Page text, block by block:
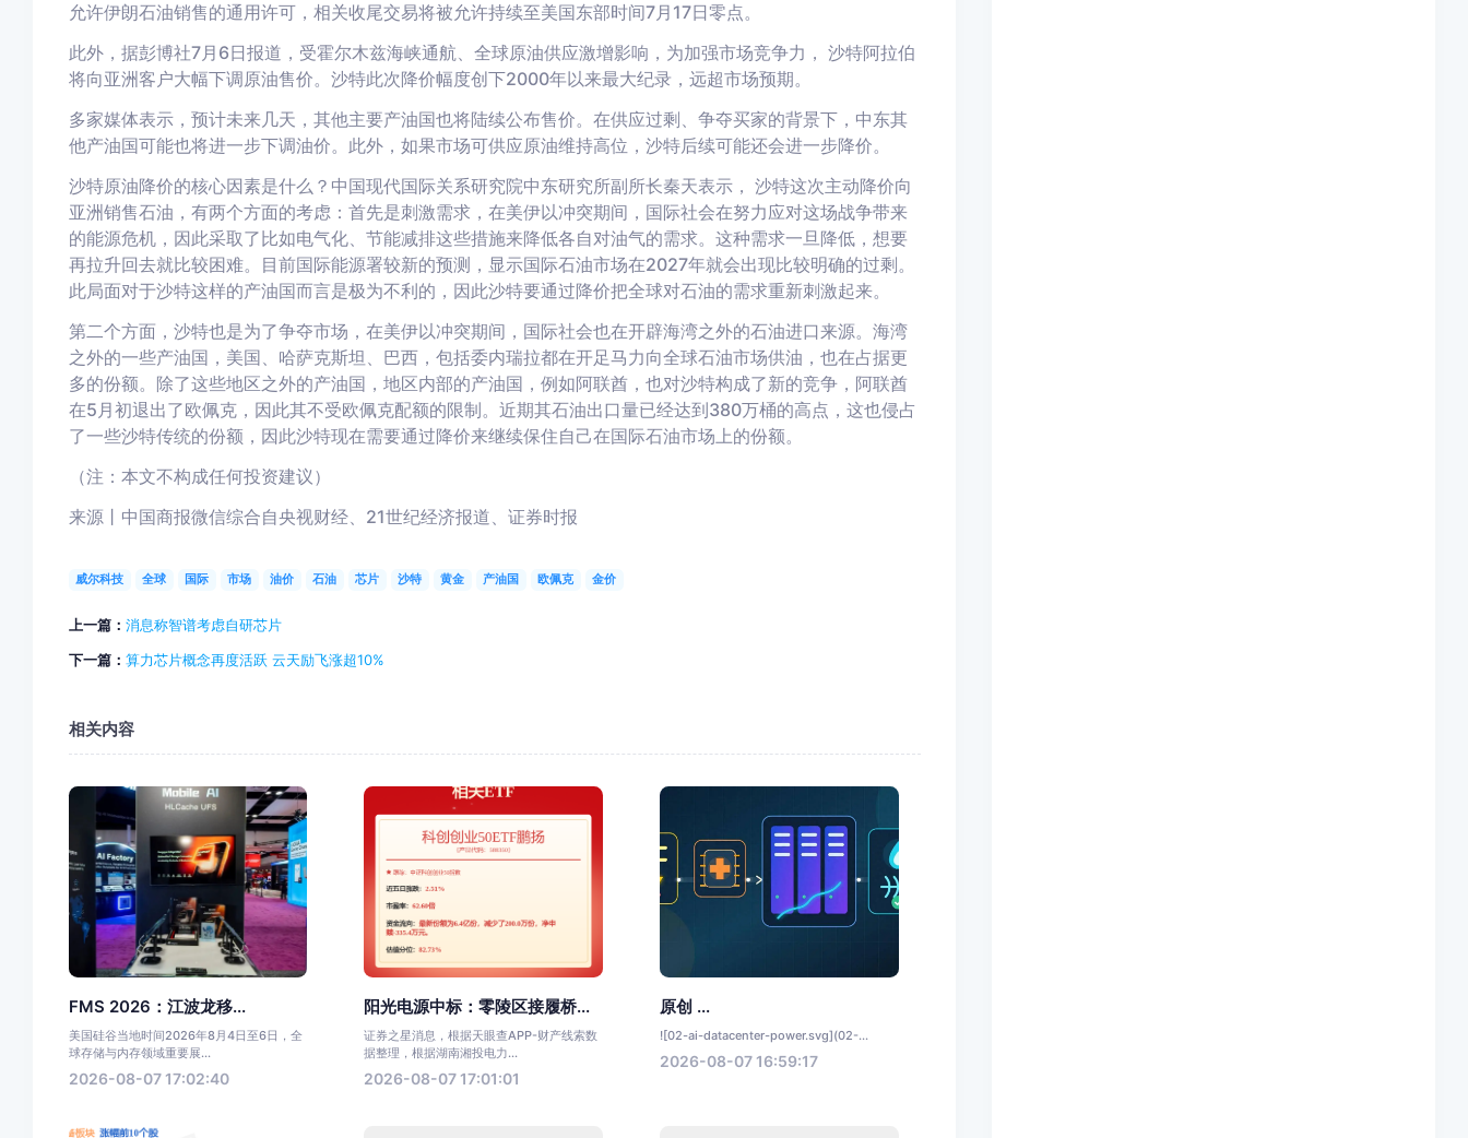
允许伊朗石油销售的通用许可，相关收尾交易将被允许持续至美国东部时间7月17日零点。
此外，据彭博社7月6日报道，受霍尔木兹海峡通航、全球原油供应激增影响，为加强市场竞争力， 沙特阿拉伯
将向亚洲客户大幅下调原油售价。沙特此次降价幅度创下2000年以来最大纪录，远超市场预期。
多家媒体表示，预计未来几天，其他主要产油国也将陆续公布售价。在供应过剩、争夺买家的背景下，中东其
他产油国可能也将进一步下调油价。此外，如果市场可供应原油维持高位，沙特后续可能还会进一步降价。
沙特原油降价的核心因素是什么？ 中国现代国际关系研究院中东研究所副所长秦天表示， 沙特这次主动降价向
亚洲销售石油，有两个方面的考虑：首先是刺激需求，在美伊以冲突期间，国际社会在努力应对这场战争带来
的能源危机，因此采取了比如电气化、节能减排这些措施来降低各自对油气的需求。这种需求一旦降低，想要
再拉升回去就比较困难。目前国际能源署较新的预测，显示国际石油市场在2027年就会出现比较明确的过剩。
此局面对于沙特这样的产油国而言是极为不利的，因此沙特要通过降价把全球对石油的需求重新刺激起来。
第二个方面，沙特也是为了争夺市场 ，在美伊以冲突期间，国际社会也在开辟海湾之外的石油进口来源。海湾
之外的一些产油国，美国、哈萨克斯坦、巴西，包括委内瑞拉都在开足马力向全球石油市场供油，也在占据更
多的份额。除了这些地区之外的产油国，地区内部的产油国，例如阿联酋，也对沙特构成了新的竞争，阿联酋
在5月初退出了欧佩克，因此其不受欧佩克配额的限制。近期其石油出口量已经达到380万桶的高点，这也侵占
了一些沙特传统的份额，因此沙特现在需要通过降价来继续保住自己在国际石油市场上的份额。
（注：本文不构成任何投资建议）
来源丨中国商报微信综合自央视财经、21世纪经济报道、证券时报
威尔科技 全球 国际 市场 油价 石油 芯片 沙特 黄金 产油国 欧佩克 金价
上一篇： 消息称智谱考虑自研芯片
下一篇： 算力芯片概念再度活跃 云天励飞涨超10%
相关内容
FMS 2026：江波龙移...
美国硅谷当地时间2026年8月4日至6日，全
球存储与内存领域重要展...
2026-08-07 17:02:40
阳光电源中标：零陵区接履桥...
证券之星消息，根据天眼查APP-财产线索数
据整理，根据湖南湘投电力...
2026-08-07 17:01:01
原创 ...
![02-ai-datacenter-power.svg](02-...
2026-08-07 16:59:17